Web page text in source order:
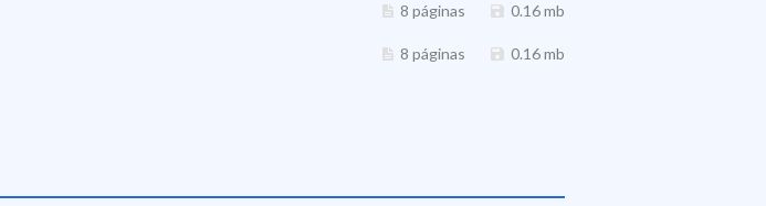
8 páginas 0.16 mb
8 páginas 0.16 mb